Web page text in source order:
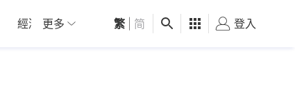
經濟 01深圳 觀點 健康 好食玩飛
更多 繁 简 登入